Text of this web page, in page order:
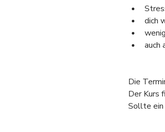
dich
auch
Die
Der Kurs
Sollte ein